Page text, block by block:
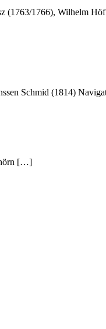
1766), Wilhelm
Schmid (1814)
[…]